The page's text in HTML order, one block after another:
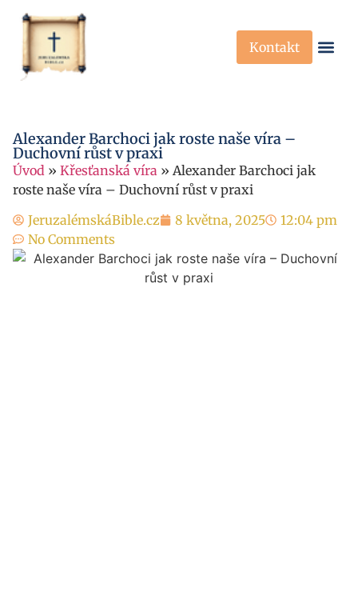
Kontakt
Alexander Barchoci jak roste naše víra –
Duchovní růst v praxi
Úvod » Křesťanská víra » Alexander Barchoci jak
roste naše víra – Duchovní růst v praxi
JeruzalémskáBible.cz
8 května, 2025
12:04 pm
No Comments